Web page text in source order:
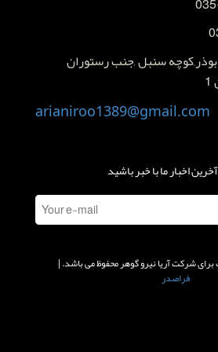
سنبل ,جنب رستوران
arianiroo1389@gmail.com
اخبار ما با خبر باشید
شرکت آریا نیرو گوهر محفوظ می باشد. |
فراصدر